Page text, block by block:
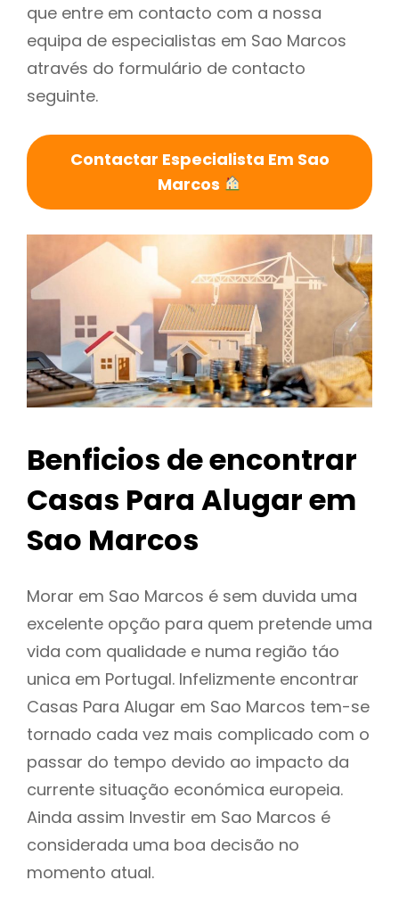
que entre em contacto com a nossa
equipa de especialistas em Sao Marcos
através do formulário de contacto
seguinte.
Contactar Especialista Em Sao
Marcos
Benficios de encontrar
Casas Para Alugar em
Sao Marcos
Morar em Sao Marcos é sem duvida uma
excelente opção para quem pretende uma
vida com qualidade e numa região táo
unica em Portugal. Infelizmente encontrar
Casas Para Alugar em Sao Marcos tem-se
tornado cada vez mais complicado com o
passar do tempo devido ao impacto da
currente situação económica europeia.
Ainda assim Investir em Sao Marcos é
considerada uma boa decisão no
momento atual.